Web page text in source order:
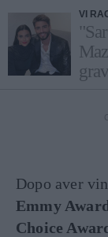
VI
Dopo aver
Emmy
Choice